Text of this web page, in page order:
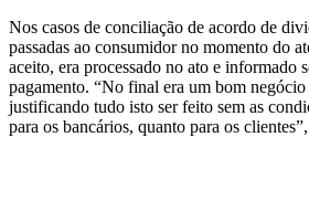
Nos casos de conciliação de acordo de
passadas ao consumidor no momento do
aceito, era processado no ato e informado
pagamento. “No final era um bom negócio
justificando tudo isto ser feito sem as
para os bancários, quanto para os